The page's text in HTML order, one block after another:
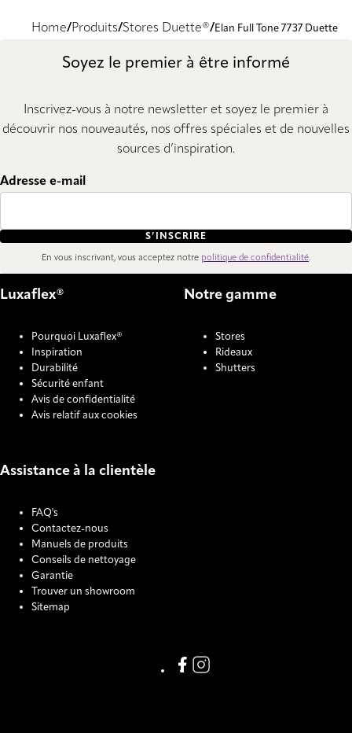
Home Produits Stores Duette® Elan Full Tone 7737 Duette
Soyez le premier à être informé
Inscrivez-vous à notre newsletter et soyez le premier à
découvrir nos nouveautés, nos offres spéciales et de nouvelles
sources d’inspiration.
Adresse e-mail
S’INSCRIRE
En vous inscrivant, vous acceptez notre politique de confidentialité.
Luxaflex®
Pourquoi Luxaflex®
Inspiration
Durabilité
Sécurité enfant
Avis de confidentialité
Avis relatif aux cookies
Notre gamme
Stores
Rideaux
Shutters
Assistance à la clientèle
FAQ's
Contactez-nous
Manuels de produits
Conseils de nettoyage
Garantie
Trouver un showroom
Sitemap
Link missing Display text from
Link missing Display text